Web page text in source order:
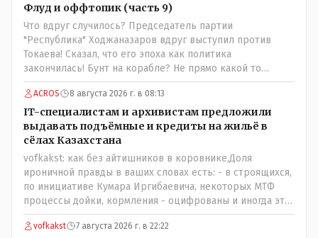
покупайте формовой, бюджетный- он значительно
вкусней остальных, но самый вкусный хлеб в совхозных
пекарнях; мясо - русское, белоруское не вкусное- наше
значительно вкусней и натуральное Цитата:///В
финансовой столице республики все дешевле./// Что
правда то правда: - там продкты и фрукты-овощи
дешевле и услуги тамады, певцов тоже и провести той
на 250-300 человек там обойдётся в разы дешевле чем в
Костанае. Цитата:///Кому доверять?/// Только себе: - за
что боролись на то и напоролись- хотели капитализм,
захотели жить в коммунизме где был принцип:
"....человек человеку- брат...."
Флуд и оффтопик (часть 9)
Что вдруг случилось? Председатель партии
"Республика" Ходжаназаров вдруг выступил против
Токаева! Сказал, что его эпоха как политика
закончилась! Бунт на корабле? Не прямо какой то
правдолюб вдруг выступил! Может он инопланетянин?
Появился неизвестно откуда, отжал у бывшего
всесильного Розинова целый холдинг и теперь против
президента выступает! Вот ни капельки ему не поверю,
что он действует в интересах страны, про народ уже и
не говорю! Опять какие то закулисные игры?
ACROS 8 августа 2026 г. в 08:13
IT-специалистам и архивистам предложили
выдавать подъёмные и кредиты на жильё в
сёлах Казахстана
vofkakst: как без айтишников в коровнике,Доля
ироничной правды в ваших словах есть: - в строящихся,
по инициативе Кумара Иргибаевича, некоторых МТФ
процессы дойки, кормления - оцифрованы и иногда эти
программы дают сбой - и тогда они нужны, хотя я
насколько в курсе своей комьютерной безграмотности
vofkakst 7 августа 2026 г. в 22:22